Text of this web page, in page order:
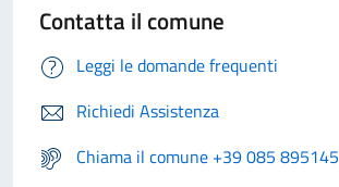
Contatta il comune
Leggi le domande frequenti
Richiedi Assistenza
Chiama il comune +39 085 895145